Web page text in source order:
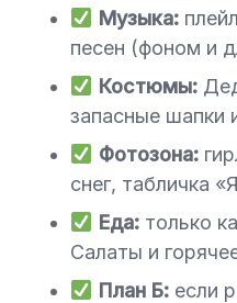
Музыка:
песен (фоном и
Костюмы:
запасные
Фотозона:
снег, табличка
Еда:только
Салаты и
План Б:если